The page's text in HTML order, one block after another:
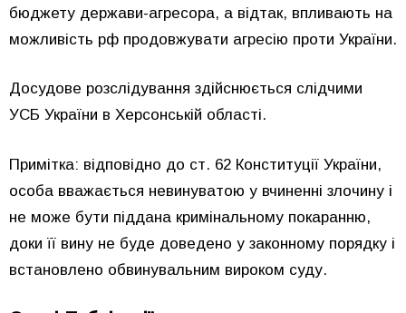
бюджету держави-агресора, а відтак, впливають на
можливість рф продовжувати агресію проти України.
Досудове розслідування здійснюється слідчими
УСБ України в Херсонській області.
Примітка: відповідно до ст. 62 Конституції України,
особа вважається невинуватою у вчиненні злочину і
не може бути піддана кримінальному покаранню,
доки її вину не буде доведено у законному порядку і
встановлено обвинувальним вироком суду.